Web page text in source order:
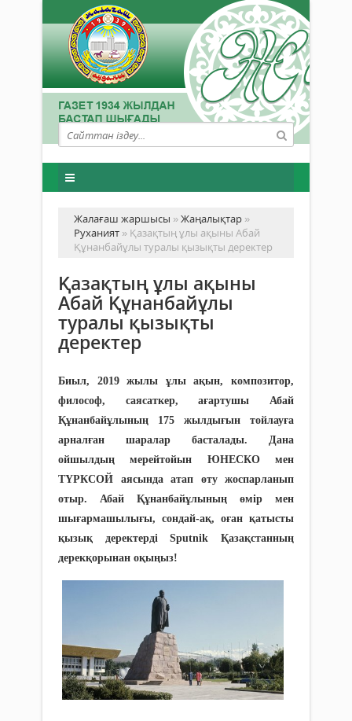
Жалағаш жаршысы »Жаңалықтар »
Руханият » Қазақтың ұлы ақыны Абай
Құнанбайұлы туралы қызықты деректер
Қазақтың ұлы ақыны
Абай Құнанбайұлы
туралы қызықты
деректер
Биыл, 2019 жылы ұлы ақын, композитор,
философ, саясаткер, ағартушы Абай
Құнанбайұлының 175 жылдығын тойлауға
арналған шаралар басталады. Дана
ойшылдың мерейтойын ЮНЕСКО мен
ТҮРКСОЙ аясында атап өту жоспарланып
отыр. Абай Құнанбайұлының өмір мен
шығармашылығы, сондай-ақ, оған қатысты
қызық деректерді Sputnik Қазақстанның
дерекқорынан оқыңыз!